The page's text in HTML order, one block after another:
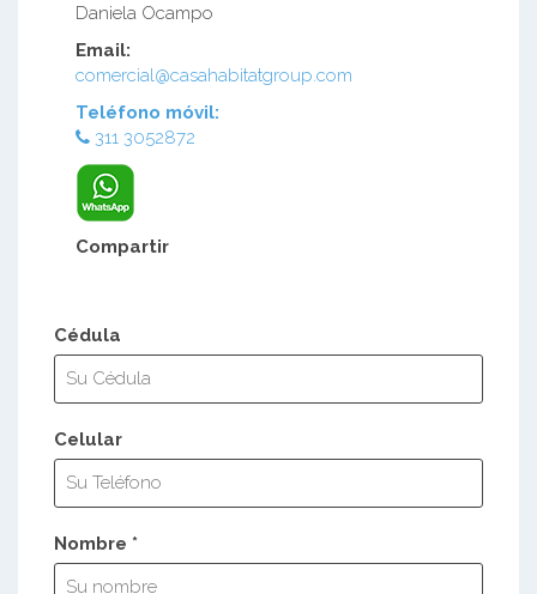
Daniela Ocampo
Email:
comercial@casahabitatgroup.com
Teléfono móvil:
311 3052872
Compartir
Cédula
Celular
Nombre *